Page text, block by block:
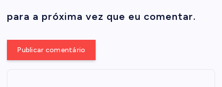
para a próxima vez que eu comentar.